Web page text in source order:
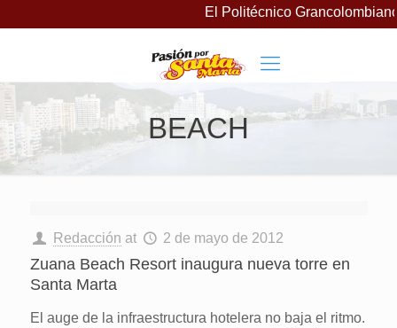
El Politécnico
BEACH
Redacción at 2 de mayo de 2012
Zuana Beach Resort inaugura nueva torre en
Santa Marta
El auge de la infraestructura hotelera no baja el ritmo.